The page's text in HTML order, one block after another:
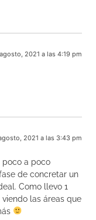
2021 a las 4:19 pm
2021 a las 3:43 pm
poco a poco
de concretar un
Como llevo 1
las áreas que